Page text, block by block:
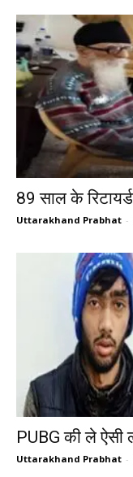
89 साल के
Uttarakhand Prabhat -
PUBG की ले ऐसी
Uttarakhand Prabhat -